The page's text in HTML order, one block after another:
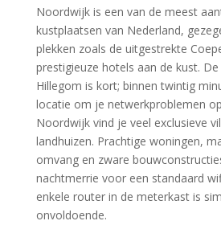
Noordwijk is een van de meest
kustplaatsen van Nederland,
plekken zoals de uitgestrekte
prestigieuze hotels aan de kust.
Hillegom is kort; binnen twintig
locatie om je netwerkproblemen
Noordwijk vind je veel exclusieve
landhuizen. Prachtige woningen,
omvang en zware
nachtmerrie voor een standaard
enkele router in de meterkast is
onvoldoende.